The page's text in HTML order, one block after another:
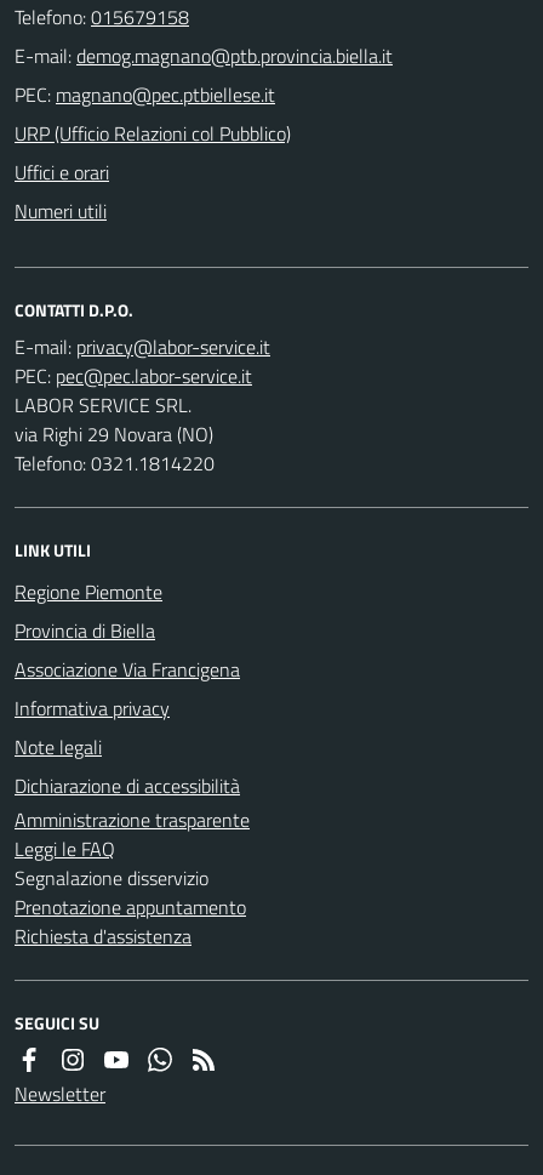
Telefono:015679158
E-mail:
PEC:
URP (Ufficio Relazioni col Pubblico)
Uffici e orari
Numeri utili
CONTATTI D.P.O.
E-mail:
PEC:
LABOR SERVICE SRL.
via Righi 29 Novara (NO)
Telefono: 0321.1814220
LINK UTILI
Regione Piemonte
Provincia di Biella
Associazione Via Francigena
Informativa privacy
Note legali
Dichiarazione di accessibilità
Amministrazione trasparente
Leggi le FAQ
Segnalazione disservizio
Prenotazione appuntamento
Richiesta d'assistenza
SEGUICI SU
Newsletter